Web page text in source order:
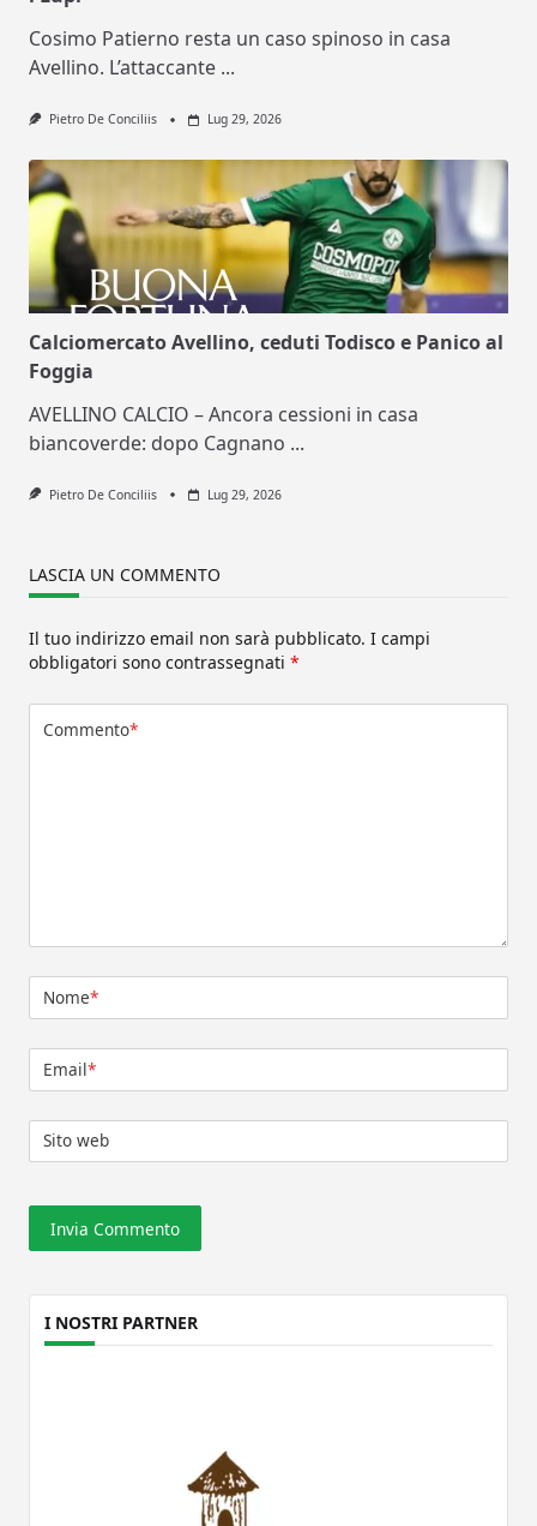
Cosimo Patierno resta un caso spinoso in casa
Avellino. L’attaccante ...
Pietro De Conciliis Lug 29, 2026
Calciomercato Avellino, ceduti Todisco e Panico al
Foggia
AVELLINO CALCIO – Ancora cessioni in casa
biancoverde: dopo Cagnano ...
Pietro De Conciliis Lug 29, 2026
LASCIA UN COMMENTO
Il tuo indirizzo email non sarà pubblicato. I campi
obbligatori sono contrassegnati *
Commento*
Nome*
Email*
Sito web
I NOSTRI PARTNER